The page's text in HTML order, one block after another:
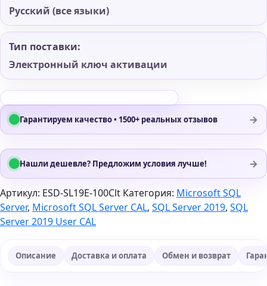
Русский (все языки)
Тип поставки:
Электронный ключ активации
Гарантируем качество • 1500+ реальных отзывов →
Нашли дешевле? Предложим условия лучше! →
Артикул: ESD-SL19E-100Clt Категория: Microsoft SQL
Server, Microsoft SQL Server CAL, SQL Server 2019, SQL
Server 2019 User CAL
Описание Доставка и оплата Обмен и возврат